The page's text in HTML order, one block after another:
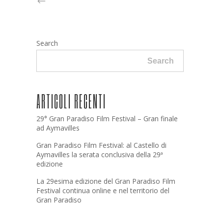
Search
Search
ARTICOLI RECENTI
29° Gran Paradiso Film Festival – Gran finale
ad Aymavilles
Gran Paradiso Film Festival: al Castello di
Aymavilles la serata conclusiva della 29ª
edizione
La 29esima edizione del Gran Paradiso Film
Festival continua online e nel territorio del
Gran Paradiso